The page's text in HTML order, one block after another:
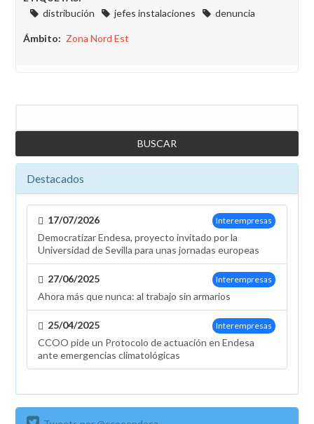
distribución
jefes instalaciones denuncia
Ámbito Zona Nord Est
Destacados
Interempresas
17/07/2026
Democratizar Endesa, proyecto invitado por la
Universidad de Sevilla para unas jornadas europeas
Interempresas
27/06/2025
Ahora más que nunca: al trabajo sin armarios
Interempresas
25/04/2025
CCOO pide un Protocolo de actuación en Endesa
ante emergencias climatológicas